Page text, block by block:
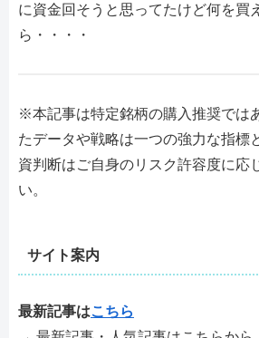
に資金回そうと思ってたけど何を買
ら・・・・
※本記事は特定銘柄の購入推奨では
たデータや戦略は一つの強力な指標
資判断はご自身のリスク許容度に応
い。
サイト案内
最新記事はこちら